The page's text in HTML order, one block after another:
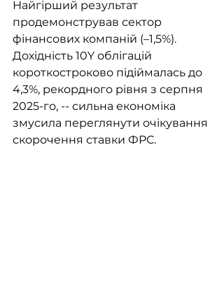
Найгірший результат
продемонстрував сектор
фінансових компаній (–1,5%).
Дохідність 10Y облігацій
короткостроково підіймалась до
4,3%, рекордного рівня з серпня
2025-го, -- сильна економіка
змусила переглянути очікування
скорочення ставки ФРС.